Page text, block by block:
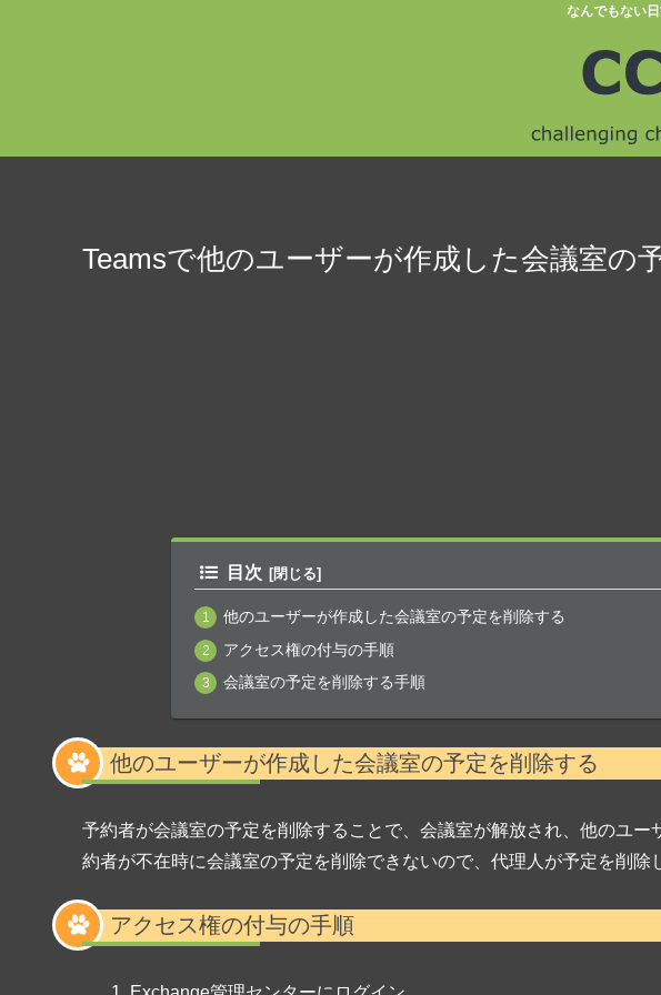
なんでもない
Teamsで他のユーザーが作成した会議室の
目次
他のユーザーが作成した会議室の予定を削除する
アクセス権の付与の手順
会議室の予定を削除する手順
他のユーザーが作成した会議室の予定を削除する
予約者が会議室の予定を削除することで、会議室が解放され、他のユー
約者が不在時に会議室の予定を削除できないので、代理人が予定を削除
アクセス権の付与の手順